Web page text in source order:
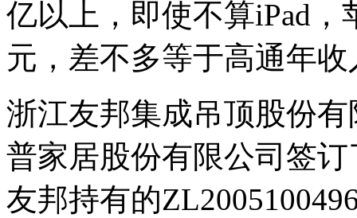
亿以上，即使不算iPad
元，差不多等于高通年收
浙江友邦集成吊顶股份
普家居股份有限公司签
友邦持有的